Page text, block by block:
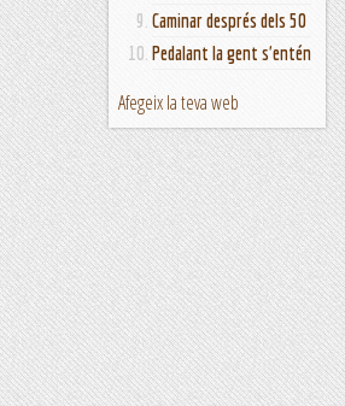
Caminar després dels 50
Pedalant la gent s'entén
Afegeix la teva web